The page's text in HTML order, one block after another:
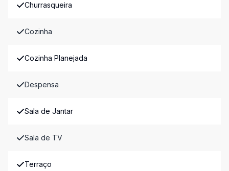
Churrasqueira
Cozinha
Cozinha Planejada
Despensa
Sala de Jantar
Sala de TV
Terraço